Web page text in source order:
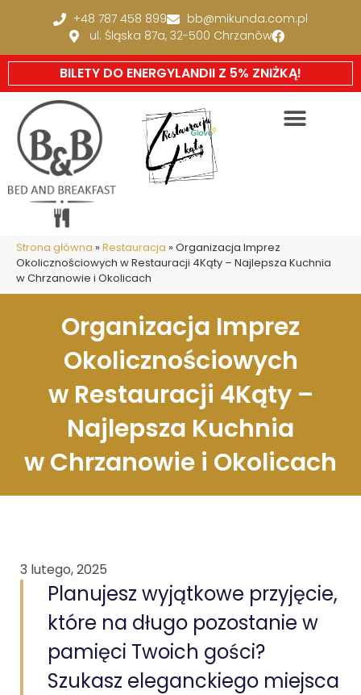
+48 787 458 899
bb@mikunda.com.pl
ul. Śląska 87a, 32-500 Chrzanów
BILETY DO ENERGYLANDII Z 5% ZNIŻKĄ!
Strona główna »Restauracja »Organizacja Imprez
Okolicznościowych w Restauracji 4Kąty – Najlepsza Kuchnia
w Chrzanowie i Okolicach
Organizacja Imprez
Okolicznościowych
w Restauracji 4Kąty –
Najlepsza Kuchnia
w Chrzanowie i Okolicach
3 lutego, 2025
Planujesz wyjątkowe przyjęcie,
które na długo pozostanie w
pamięci Twoich gości?
Szukasz eleganckiego miejsca